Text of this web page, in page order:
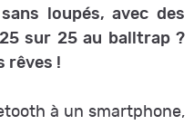
loupés, avec des
sur 25 au balltrap ?
rêves !
à un smartphone,